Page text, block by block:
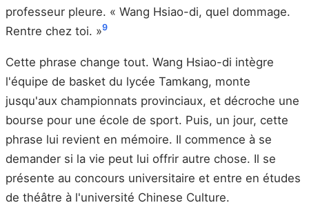
professeur pleure. « Wang Hsiao-di, quel dommage.
Rentre chez toi. »9
Cette phrase change tout. Wang Hsiao-di intègre
l'équipe de basket du lycée Tamkang, monte
jusqu'aux championnats provinciaux, et décroche une
bourse pour une école de sport. Puis, un jour, cette
phrase lui revient en mémoire. Il commence à se
demander si la vie peut lui offrir autre chose. Il se
présente au concours universitaire et entre en études
de théâtre à l'université Chinese Culture.